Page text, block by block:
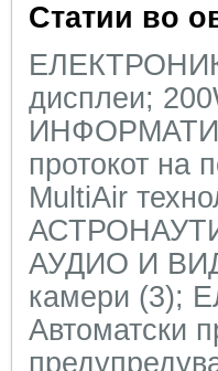
Статии во
дисплеи;
протокот
MultiАir
АУДИО И
камери (3);
Автоматски